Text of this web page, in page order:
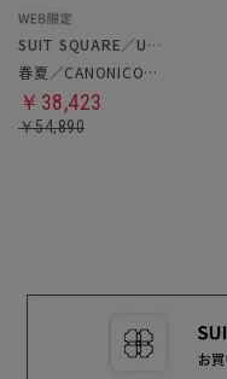
SUIT SQUARE／UNIVERSAL LANGUAGE
春夏／CANONICO／スーツ
￥38,423
￥54,890